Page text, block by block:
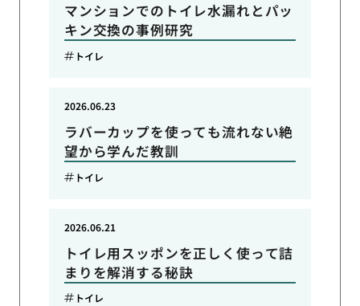
マンションでのトイレ水漏れとパッ
キン交換の事例研究
トイレ
ラバーカップを使っても流れない絶
望から学んだ教訓
2026.06.23
トイレ
トイレ用スッポンを正しく使って詰
まりを解消する秘訣
2026.06.21
トイレ